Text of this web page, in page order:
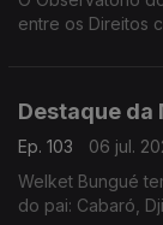
entre os Direitos
Destaque da
Ep. 103
06 jul.
Welket Bungué
do pai: Cabaró, Djito Tem! Lança também um ensaio académico